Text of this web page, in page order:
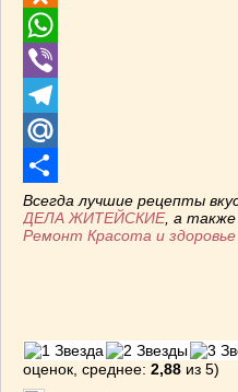
Odnoklassniki
WhatsApp
Viber
Telegram
Mail.Ru
Отправить
Всегда лучшие рецепты
ДЕЛА ЖИТЕЙСКИЕ, а
Ремонт Красота и здоровье
оценок, среднее: 2,88 из 5)